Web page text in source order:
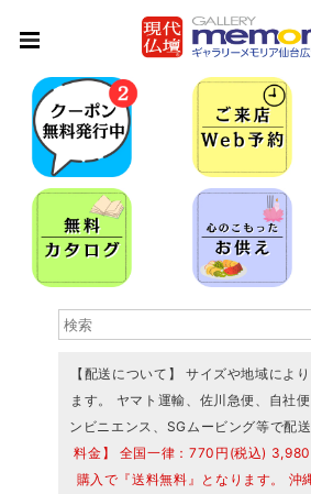
【配送について】 サイズや地域によ
ます。 ヤマト運輸、佐川急便、自社
ンビニエンス、SGムービング等で配送
料金】 全国一律：770円(税込)
購入で『送料無料』となります。 沖